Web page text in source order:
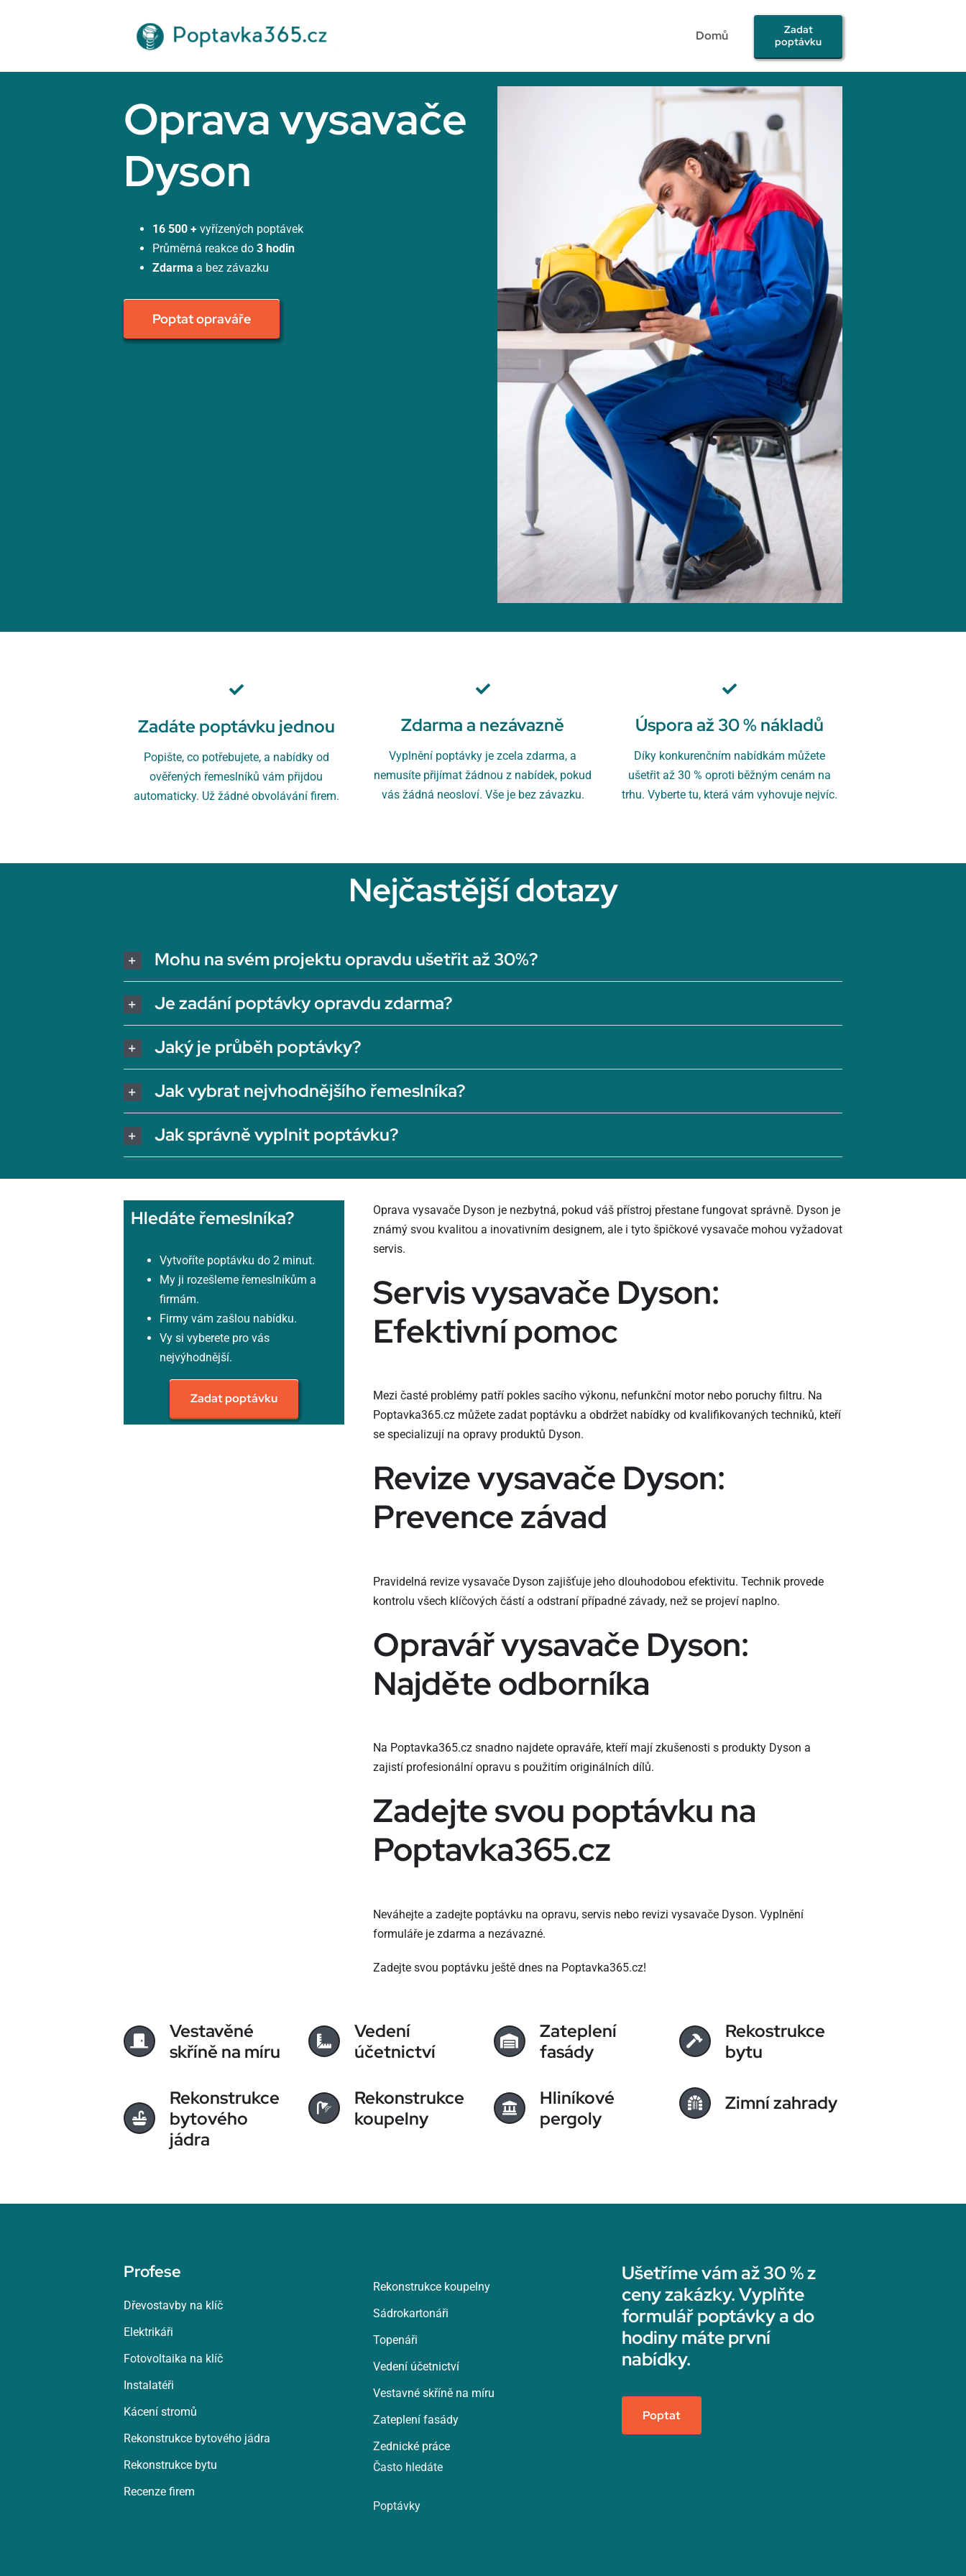
Domů
Zadat
poptávku
Oprava vysavače
Dyson
16 500 + vyřízených poptávek
Průměrná reakce do 3 hodin
Zdarma a bez závazku
Poptat opraváře
Zadáte poptávku jednou
Popište, co potřebujete, a nabídky od
ověřených řemeslníků vám přijdou
automaticky. Už žádné obvolávání firem.
Zdarma a nezávazně
Vyplnění poptávky je zcela zdarma, a
nemusíte přijímat žádnou z nabídek, pokud
vás žádná neosloví. Vše je bez závazku.
Úspora až 30 % nákladů
Díky konkurenčním nabídkám můžete
ušetřit až 30 % oproti běžným cenám na
trhu. Vyberte tu, která vám vyhovuje nejvíc.
Nejčastější dotazy
Mohu na svém projektu opravdu ušetřit až 30%?
Je zadání poptávky opravdu zdarma?
Jaký je průběh poptávky?
Jak vybrat nejvhodnějšího řemeslníka?
Jak správně vyplnit poptávku?
Hledáte řemeslníka?
Vytvoříte poptávku do 2 minut.
My ji rozešleme řemeslníkům a
firmám.
Firmy vám zašlou nabídku.
Vy si vyberete pro vás
nejvýhodnější.
Zadat poptávku
Oprava vysavače Dyson je nezbytná, pokud váš přístroj přestane fungovat správně. Dyson je
známý svou kvalitou a inovativním designem, ale i tyto špičkové vysavače mohou vyžadovat
servis.
Servis vysavače Dyson:
Efektivní pomoc
Mezi časté problémy patří pokles sacího výkonu, nefunkční motor nebo poruchy filtru. Na
Poptavka365.cz můžete zadat poptávku a obdržet nabídky od kvalifikovaných techniků, kteří
se specializují na opravy produktů Dyson.
Revize vysavače Dyson:
Prevence závad
Pravidelná revize vysavače Dyson zajišťuje jeho dlouhodobou efektivitu. Technik provede
kontrolu všech klíčových částí a odstraní případné závady, než se projeví naplno.
Opravář vysavače Dyson:
Najděte odborníka
Na Poptavka365.cz snadno najdete opraváře, kteří mají zkušenosti s produkty Dyson a
zajistí profesionální opravu s použitím originálních dílů.
Zadejte svou poptávku na
Poptavka365.cz
Neváhejte a zadejte poptávku na opravu, servis nebo revizi vysavače Dyson. Vyplnění
formuláře je zdarma a nezávazné.
Zadejte svou poptávku ještě dnes na Poptavka365.cz!
Vestavěné
skříně na míru
Vedení
účetnictví
Zateplení
fasády
Rekostrukce
bytu
Rekonstrukce
bytového
jádra
Rekonstrukce
koupelny
Hliníkové
pergoly
Zimní zahrady
Profese
Dřevostavby na klíč
Elektrikáři
Fotovoltaika na klíč
Instalatéři
Kácení stromů
Rekonstrukce bytového jádra
Rekonstrukce bytu
Recenze firem
Rekonstrukce koupelny
Sádrokartonáři
Topenáři
Vedení účetnictví
Vestavné skříně na míru
Zateplení fasády
Zednické práce
Často hledáte
Poptávky
Ušetříme vám až 30 % z
ceny zakázky. Vyplňte
formulář poptávky a do
hodiny máte první
nabídky.
Poptat